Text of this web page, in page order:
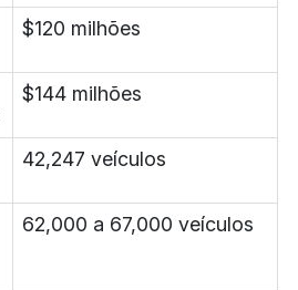
$120 milhões
$144 milhões
42,247 veículos
62,000 a 67,000 veículos